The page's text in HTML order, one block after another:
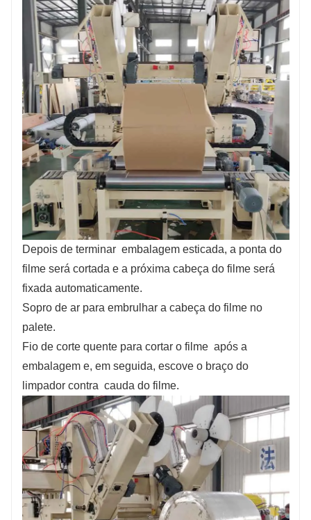
Depois de terminar embalagem esticada, a ponta do
filme será cortada e a próxima cabeça do filme será
fixada automaticamente.
Sopro de ar para embrulhar a cabeça do filme no
palete.
Fio de corte quente para cortar o filme após a
embalagem e, em seguida, escove o braço do
limpador contra cauda do filme.